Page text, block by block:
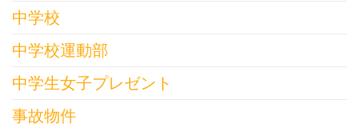
中学校
中学校運動部
中学生女子プレゼント
事故物件